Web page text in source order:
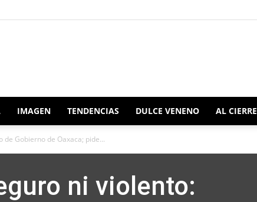
Redacción
IMAGEN TENDENCIAS DULCE VENENO AL CIERRE
Gobierno de Oaxaca; pide...
ni violento: